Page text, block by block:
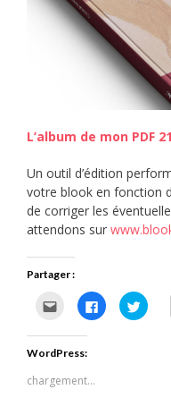
L’album de mon PDF
Un outil d’édition
votre blook en fonction
de corriger les
attendons sur
Partager :
Cliquez
pour
envoyer
par
mail
un
ami(ouvre
Cliquez
pour
partager
pour
WordPress:
chargement…